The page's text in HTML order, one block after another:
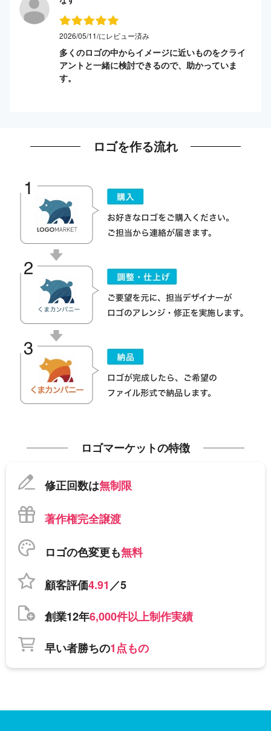
2026/05/11/にレビュー済み
多くのロゴの中からイメージに近いものをクライ
アントと一緒に検討できるので、助かっていま
す。
ロゴを作る流れ
ロゴマーケットの特徴
修正回数は無制限
著作権完全譲渡
ロゴの色変更も無料
顧客評価4.91／5
創業12年6,000件以上制作実績
早い者勝ちの1点もの